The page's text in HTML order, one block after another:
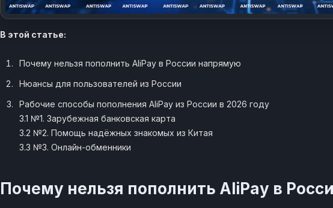
В этой статье:
Почему нельзя пополнить AliPay в России напрямую
Нюансы для пользователей из России
Рабочие способы пополнения AliPay из России в 2026 году
3.1 №1. Зарубежная банковская карта
3.2 №2. Помощь надёжных знакомых из Китая
3.3 №3. Онлайн-обменники
Почему нельзя пополнить AliPay в